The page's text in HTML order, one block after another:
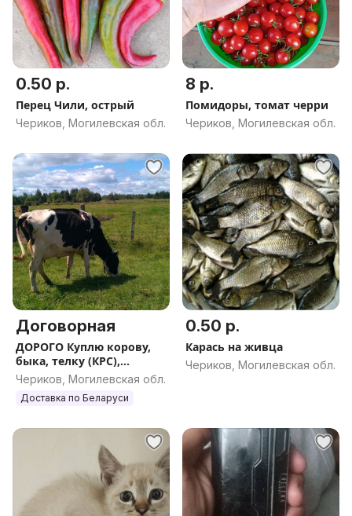
0.50 р.
Перец Чили, острый
Чериков, Могилевская обл.
8 р.
Помидоры, томат черри
Чериков, Могилевская обл.
Договорная
ДОРОГО Куплю корову,
быка, телку (КРС),
лошадь, жеребенка
Чериков, Могилевская обл.
Доставка по Беларуси
0.50 р.
Карась на живца
Чериков, Могилевская обл.